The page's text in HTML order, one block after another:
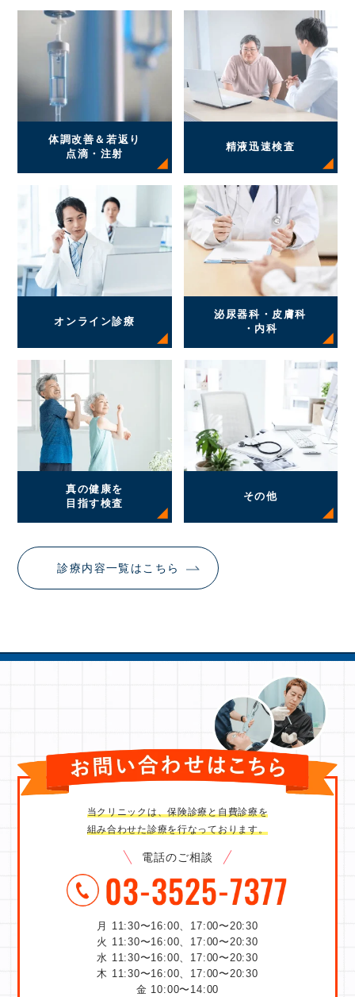
体調改善＆若返り
点滴・注射
精液迅速検査
オンライン診療
泌尿器科・皮膚科
・内科
真の健康を
目指す検査
その他
診療内容一覧はこちら
当クリニックは、保険診療と自費診療を
組み合わせた診療を行なっております。
電話のご相談
月 11:30〜16:00、17:00〜20:30
火 11:30〜16:00、17:00〜20:30
水 11:30〜16:00、17:00〜20:30
木 11:30〜16:00、17:00〜20:30
金 10:00〜14:00